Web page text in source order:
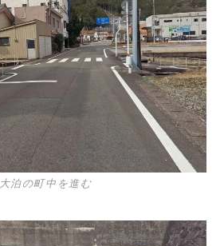
大泊の町中を進む